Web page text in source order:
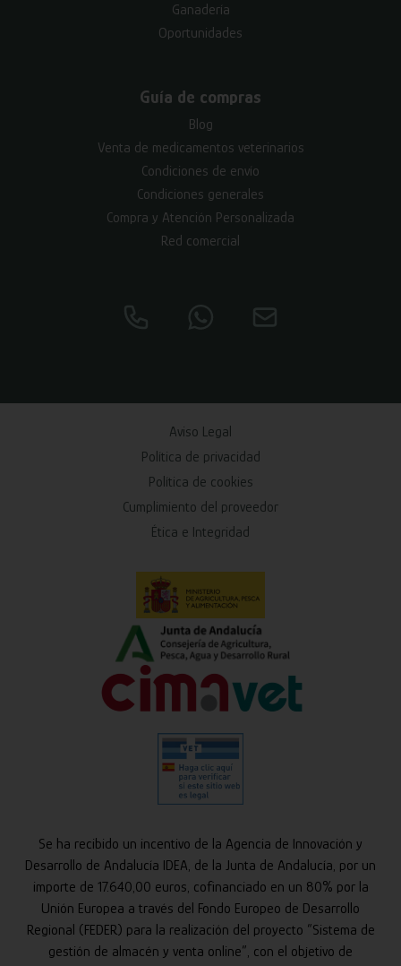
Ganadería
Oportunidades
Guía de compras
Blog
Venta de medicamentos veterinarios
Condiciones de envío
Condiciones generales
Compra y Atención Personalizada
Red comercial
Aviso Legal
Política de privacidad
Política de cookies
Cumplimiento del proveedor
Ética e Integridad
Se ha recibido un incentivo de la Agencia de Innovación y
Desarrollo de Andalucía IDEA, de la Junta de Andalucía, por un
importe de 17.640,00 euros, cofinanciado en un 80% por la
Unión Europea a través del Fondo Europeo de Desarrollo
Regional (FEDER) para la realización del proyecto “Sistema de
gestión de almacén y venta online”, con el objetivo de